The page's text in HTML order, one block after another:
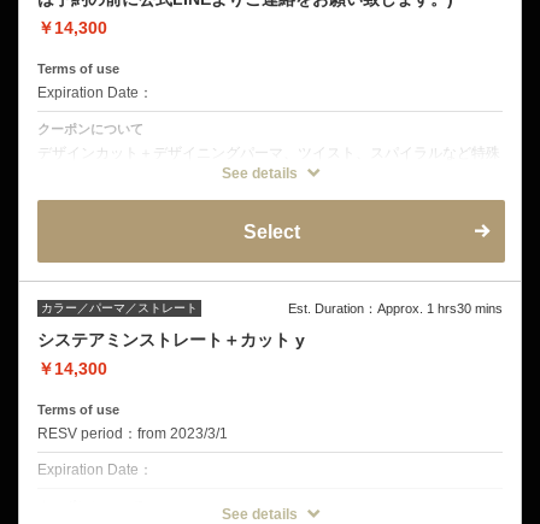
￥14,300
Terms of use
Expiration Date：
クーポンについて
デザインカット＋デザイニングパーマ、ツイスト、スパイラルなど特殊
パーマは別料金となります。パーマの持ちを良くし、においを軽減する
See details
Select
カラー／パーマ／ストレート Est. Duration：Approx. 1 hrs30 mins
システアミンストレート＋カット y
￥14,300
Terms of use
RESV period：from 2023/3/1
Expiration Date：
See details